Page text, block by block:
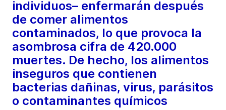
individuos– enfermarán después
de comer alimentos
contaminados, lo que provoca la
asombrosa cifra de 420.000
muertes. De hecho, los alimentos
inseguros que contienen
bacterias dañinas, virus, parásitos
o contaminantes químicos